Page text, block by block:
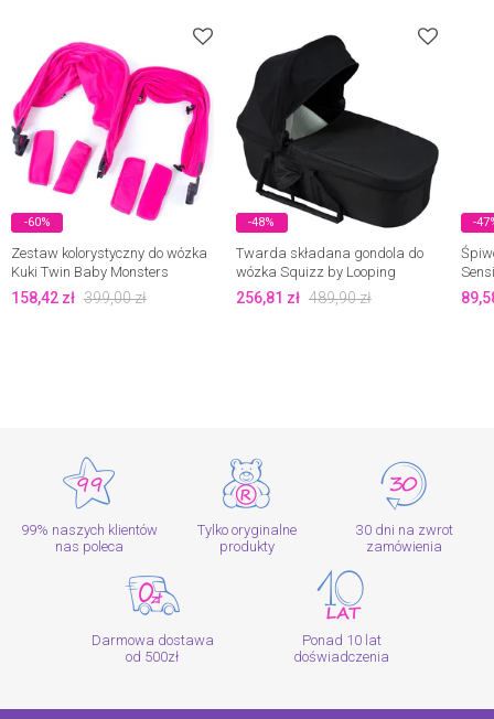
-60%
Zestaw kolorystyczny do wózka
Kuki Twin Baby Monsters
158,42 zł 399,00zł
-48%
Twarda składana gondola do
wózka Squizz by Looping
256,81 zł 489,90zł
-
99% naszych klientów
nas poleca
Tylko oryginalne
produkty
30 dni na zwrot
zamówienia
Darmowa dostawa
od 500zł
Ponad 10 lat
doświadczenia